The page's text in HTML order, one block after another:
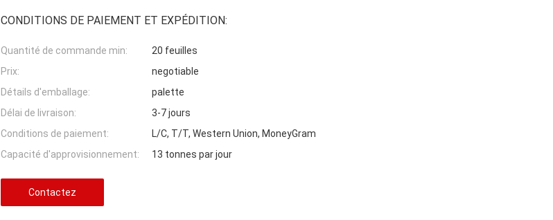
CONDITIONS DE PAIEMENT ET EXPÉDITION:
Quantité de commande min:
20 feuilles
Prix:
negotiable
Détails d'emballage:
palette
Délai de livraison:
3-7 jours
Conditions de paiement:
L/C, T/T, Western Union, MoneyGram
Capacité d'approvisionnement:
13 tonnes par jour
Contactez